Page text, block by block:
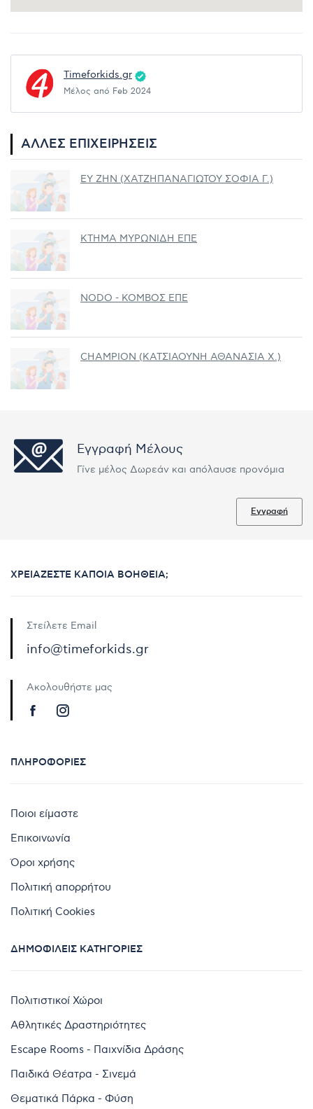
Timeforkids.gr
Μέλος από Feb 2024
ΆΛΛΕΣ ΕΠΙΧΕΙΡΉΣΕΙΣ
ΕΥ ΖΗΝ (ΧΑΤΖΗΠΑΝΑΓΙΩΤΟΥ ΣΟΦΙΑ Γ.)
ΚΤΗΜΑ ΜΥΡΩΝΙΔΗ ΕΠΕ
NODO - ΚΟΜΒΟΣ ΕΠΕ
CHAMPION (ΚΑΤΣΙΑΟΥΝΗ ΑΘΑΝΑΣΙΑ Χ.)
Εγγραφή Μέλους
Γίνε μέλος Δωρεάν και απόλαυσε προνόμια
Εγγραφή
ΧΡΕΙΆΖΕΣΤΕ ΚΆΠΟΙΑ ΒΟΉΘΕΙΑ;
Στείλετε Email
info@timeforkids.gr
Ακολουθήστε μας
ΠΛΗΡΟΦΟΡΊΕΣ
Ποιοι είμαστε
Επικοινωνία
Όροι χρήσης
Πολιτική απορρήτου
Πολιτική Cookies
ΔΗΜΟΦΙΛΕΊΣ ΚΑΤΗΓΟΡΊΕΣ
Πολιτιστικοί Χώροι
Αθλητικές Δραστηριότητες
Escape Rooms - Παιχνίδια Δράσης
Παιδικά Θέατρα - Σινεμά
Θεματικά Πάρκα - Φύση